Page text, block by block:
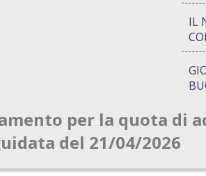
IL
per la quota di
del 21/04/2026